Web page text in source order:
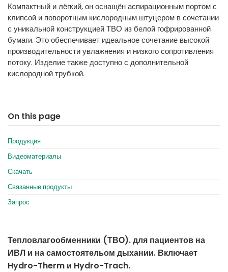
Компактный и лёгкий, он оснащён аспирационным портом с
клипсой и поворотным кислородным штуцером в сочетании
с уникальной конструкцией ТВО из белой гофрированной
бумаги. Это обеспечивает идеальное сочетание высокой
производительности увлажнения и низкого сопротивления
потоку. Изделие также доступно с дополнительной
кислородной трубкой.
On this page
Продукция
Видеоматериалы
Скачать
Связанные продукты
Запрос
Тепловлагообменники (ТВО). для пациентов на
ИВЛ и на самостоятельом дыхании. Включает
Hydro-Therm и Hydro-Trach.